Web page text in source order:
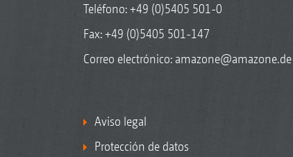
Teléfono:+49 (0)5405 501-0
Fax: +49 (0)5405 501-147
Correo electrónico: amazone@amazone.de
Aviso legal
Protección de datos